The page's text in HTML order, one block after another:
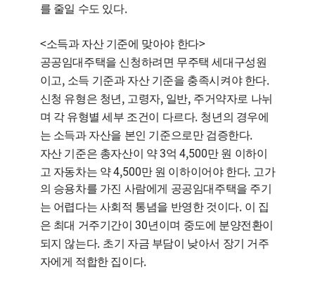
를 줄일 수도 있다.
<소득과 자산 기준에 맞아야 한다>
공공임대주택을 신청하려면 무주택 세대구성원
이고, 소득 기준과 자산 기준을 충족시켜야 한다.
신청 유형은 청년 , 고령자, 일반, 주거약자로 나뉘
며 각 유형별 세부 조건이 다르다. 청년의 경우에
는 소득과 자산을 본인 기준으로만 검증한다.
자산 기준은 총자산이 약3억4,500만 원 이하이
고 자동차는 약4,500만 원 이하이어야 한다. 고가
의 승용차를 가진 사람에게 공공임대주택을 주기
는 어렵다는 사회적 통념을 반영한 것이다. 이 집
은 최대 거주기간이30년이며 중도에 분양전환이
되지 않는다. 초기 자금 부담이 낮아서 장기 거주
자에게 적합한 집이다.